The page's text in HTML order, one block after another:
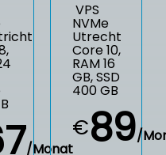
/Monat
VPS
NVMe
Utrecht
Core 10,
RAM 16
GB, SSD
400 GB
€89/